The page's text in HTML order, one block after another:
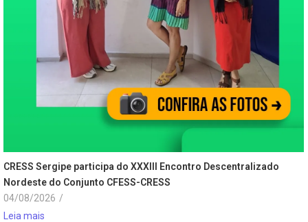
CRESS Sergipe participa do XXXIII Encontro Descentralizado
Nordeste do Conjunto CFESS-CRESS
04/08/2026 /
Leia mais